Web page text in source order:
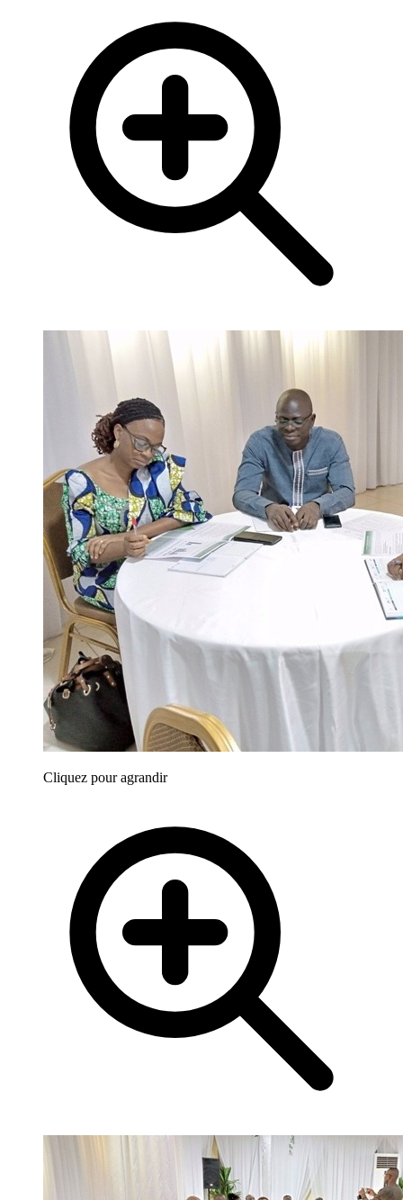
Cliquez pour agrandir